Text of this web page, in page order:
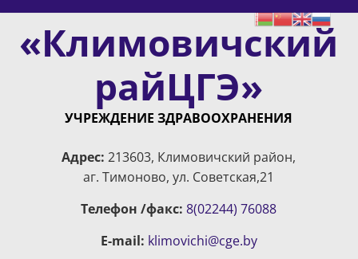
Skip
content«Климовичский
райЦГЭ»
УЧРЕЖДЕНИЕ ЗДРАВООХРАНЕНИЯ
Адрес: 213603, Климовичский район,
аг. Тимоново, ул. Советская,21
Телефон /факс:8(02244) 76088
E-mail: klimovichi@cge.by